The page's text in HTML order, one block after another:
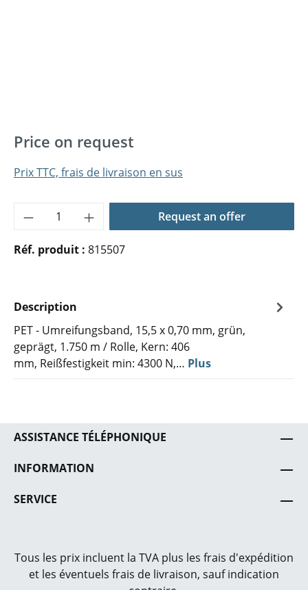
Price on request
Prix TTC, frais de livraison en sus
Quantité de produit : Entrez la
Request an offer
Réf. produit : 815507
Description
PET - Umreifungsband, 15,5 x 0,70 mm, grün,
geprägt, 1.750 m / Rolle, Kern: 406
mm, Reißfestigkeit min: 4300 N,… Plus
ASSISTANCE TÉLÉPHONIQUE
INFORMATION
SERVICE
Tous les prix incluent la TVA plus les frais d'expédition
et les éventuels frais de livraison, sauf indication